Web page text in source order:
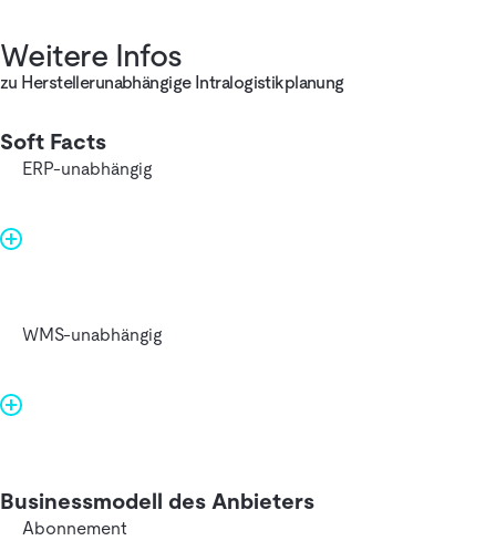
Weitere Infos
zu Herstellerunabhängige Intralogistikplanung
Soft Facts
ERP-unabhängig
WMS-unabhängig
Businessmodell des Anbieters
Abonnement